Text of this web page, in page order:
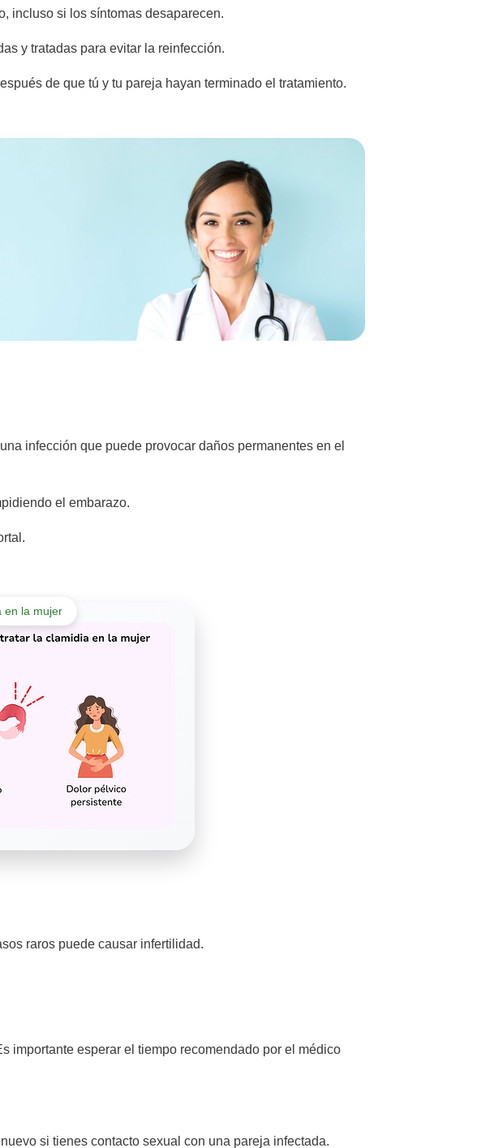
incluso si los síntomas desaparecen.
y tratadas para evitar la reinfección.
de que tú y tu pareja hayan terminado el tratamiento.
infección que puede provocar daños permanentes en el
el embarazo.
en la mujer
raros puede causar infertilidad.
importante esperar el tiempo recomendado por el médico
si tienes contacto sexual con una pareja infectada.